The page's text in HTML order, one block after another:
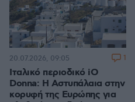
Ιταλικό περιοδικό iO
Donna: H Αστυπάλαια στην
κορυφή της Ευρώπης για
20.07.2026, 09:05 1